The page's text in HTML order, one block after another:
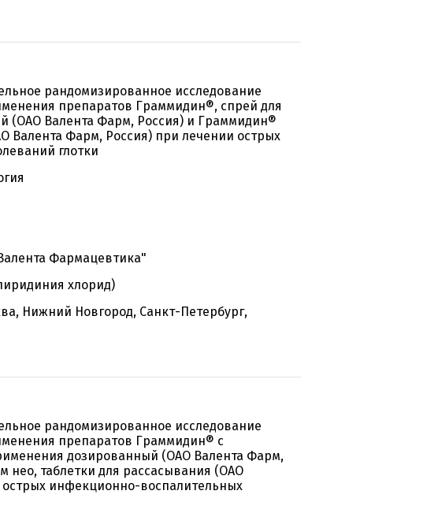
рандомизированное исследование
препаратов Граммидин®, спрей для
(ОАО Валента Фарм, Россия) и Граммидин®
Валента Фарм, Россия) при лечении острых
глотки
Фармацевтика"
хлорид)
Нижний Новгород, Санкт-Петербург,
рандомизированное исследование
препаратов Граммидин® с
дозированный (ОАО Валента Фарм,
нео, таблетки для рассасывания (ОАО
инфекционно-воспалительных